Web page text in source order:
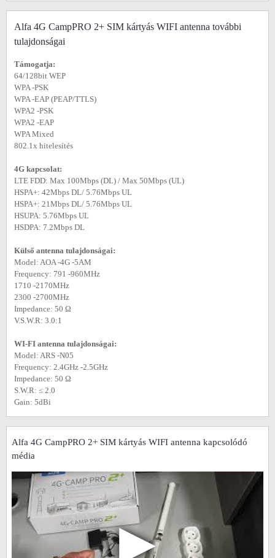
Alfa 4G CampPRO 2+ SIM kártyás WIFI antenna további
tulajdonságai
Támogatja:
64/128bit WEP
WPA -PSK
WPA -EAP (PEAP/TTLS)
WPA2 -PSK
WPA2 -EAP
WPA Mixed
802.1x hitelesítés
4G kapcsolat:
LTE FDD: Max 100Mbps (DL) / Max 50Mbps (UL)
HSPA+: 42Mbps DL/ 5.76Mbps UL
HSPA+: 21Mbps DL/ 5.76Mbps UL
HSUPA: 5.76Mbps UL
HSDPA: 7.2Mbps DL
Külső antenna tulajdonságai:
Model: AOA -4G -5AM
Frequency: 791 -960MHz
1710 -2170MHz
2300 -2700MHz
Impedance: 50 Ω
V.S.W.R: 3.0:1
WI-FI antenna tulajdonságai:
Model: ARS -N05
Frequency: 2.4GHz -2.5GHz
Impedance: 50 Ω
S.W.R: ≤ 2.0
Gain: 5dBi
Alfa 4G CampPRO 2+ SIM kártyás WIFI antenna kapcsolódó
média
▶